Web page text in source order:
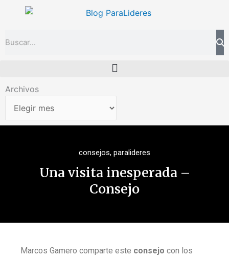
Archivos
Archivos
consejos, paralideres
Una visita inesperada –
Consejo
Marcos Gamero comparte este consejo con los